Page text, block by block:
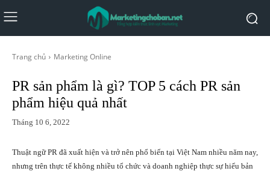
Trang chủ Marketing Online
PR sản phẩm là gì? TOP 5 cách PR sản
phẩm hiệu quả nhất
Tháng 10 6, 2022
Thuật ngữ PR đã xuất hiện và trở nên phổ biến tại Việt Nam nhiều năm nay,
nhưng trên thực tế không nhiều tổ chức và doanh nghiệp thực sự hiểu bản